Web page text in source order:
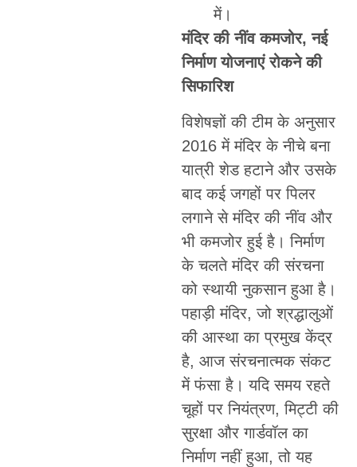
में।
मंदिर की नींव कमजोर, नई
निर्माण योजनाएं रोकने की
सिफारिश
विशेषज्ञों की टीम के अनुसार
2016 में मंदिर के नीचे बना
यात्री शेड हटाने और उसके
बाद कई जगहों पर पिलर
लगाने से मंदिर की नींव और
भी कमजोर हुई है। निर्माण
के चलते मंदिर की संरचना
को स्थायी नुकसान हुआ है।
पहाड़ी मंदिर, जो श्रद्धालुओं
की आस्था का प्रमुख केंद्र
है, आज संरचनात्मक संकट
में फंसा है। यदि समय रहते
चूहों पर नियंत्रण, मिट्टी की
सुरक्षा और गार्डवॉल का
निर्माण नहीं हुआ, तो यह